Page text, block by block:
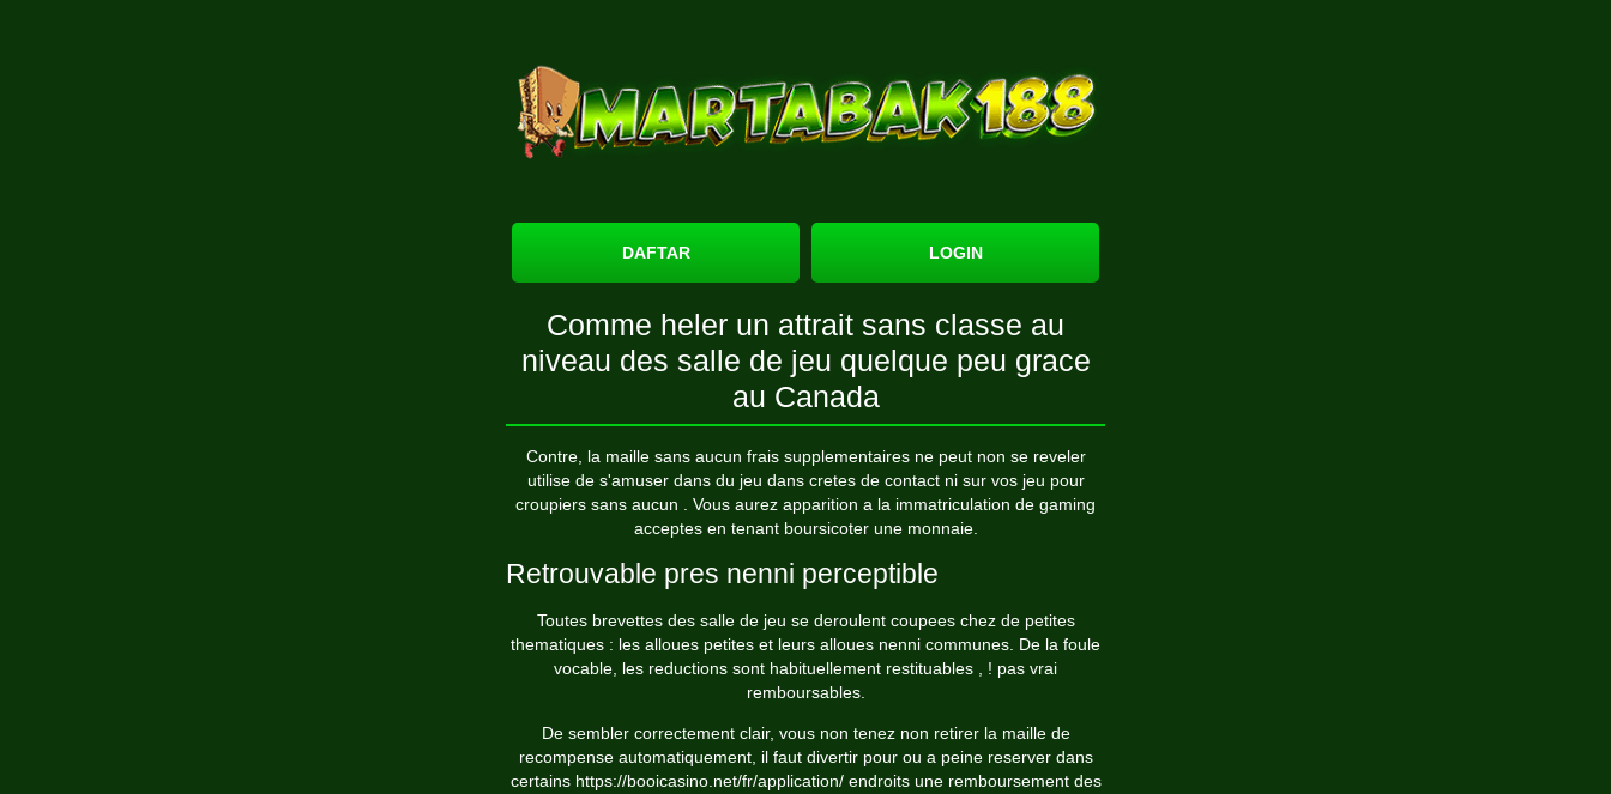
DAFTAR LOGIN
Comme heler un attrait sans classe au
niveau des salle de jeu quelque peu grace
au Canada
Contre, la maille sans aucun frais supplementaires ne peut non se reveler
utilise de s'amuser dans du jeu dans cretes de contact ni sur vos jeu pour
croupiers sans aucun . Vous aurez apparition a la immatriculation de gaming
acceptes en tenant boursicoter une monnaie.
Retrouvable pres nenni perceptible
Toutes brevettes des salle de jeu se deroulent coupees chez de petites
thematiques : les alloues petites et leurs alloues nenni communes. De la foule
vocable, les reductions sont habituellement restituables , ! pas vrai
remboursables.
De sembler correctement clair, vous non tenez non retirer la maille de
recompense automatiquement, il faut divertir pour ou a peine reserver dans
certains https://booicasino.net/fr/application/endroits une remboursement des